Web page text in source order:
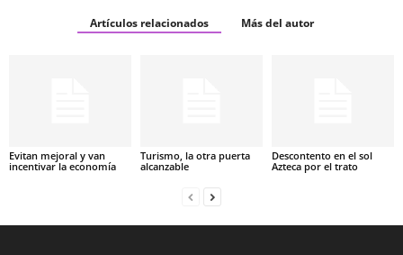
Artículos relacionados Más del autor
Evitan mejoral y van
incentivar la economía
Turismo, la otra puerta
alcanzable
Descontento en el sol
Azteca por el trato